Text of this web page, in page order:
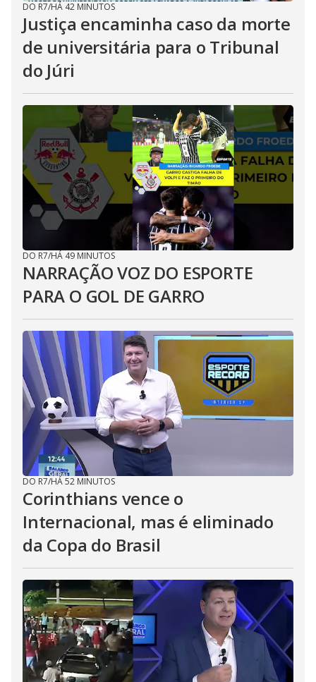
DO R7/HÁ 42 MINUTOS
Justiça encaminha caso da morte
de universitária para o Tribunal
do Júri
DO R7/HÁ 49 MINUTOS
NARRAÇÃO VOZ DO ESPORTE
PARA O GOL DE GARRO
DO R7/HÁ 52 MINUTOS
Corinthians vence o
Internacional, mas é eliminado
da Copa do Brasil